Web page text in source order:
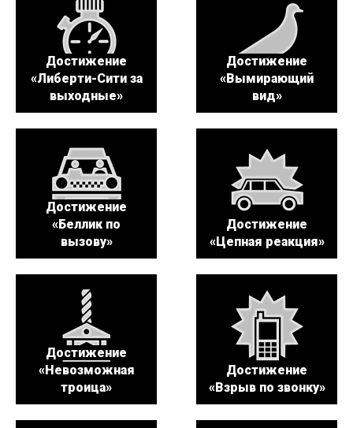
Достижение
«Либерти-Сити за
выходные»
Достижение
«Вымирающий
вид»
Достижение
«Беллик по
вызову»
Достижение
«Цепная реакция»
Достижение
«Невозможная
троица»
Достижение
«Взрыв по звонку»